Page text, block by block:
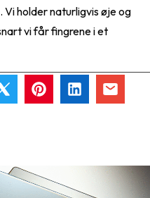
holder naturligvis øje og
vi får fingrene i et